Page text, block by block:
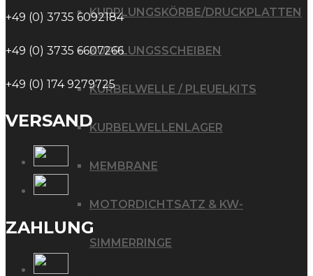
KUPPLUNGSKÖRBE/DRUCKPLATTEN
KUPPLUNGSSCHEIBEN
KURBELWELLE / PLEUELKITS
KURBELWELLENLAGER
MEMBRANE
MOTORDICHTSATZ & KW-
SIMMERRINGE
+49 (0) 3735 6092184
+49 (0) 3735 6607266
+49 (0) 174 9279725
VERSAND
ZAHLUNG